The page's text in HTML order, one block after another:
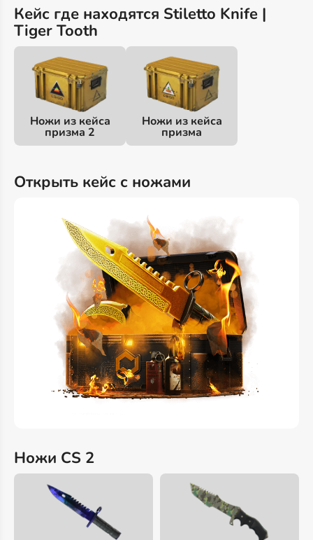
Кейс где находятся Stiletto Knife |
Tiger Tooth
Ножи из кейса
призма 2
Ножи из кейса
призма
Открыть кейс с ножами
Ножи CS 2